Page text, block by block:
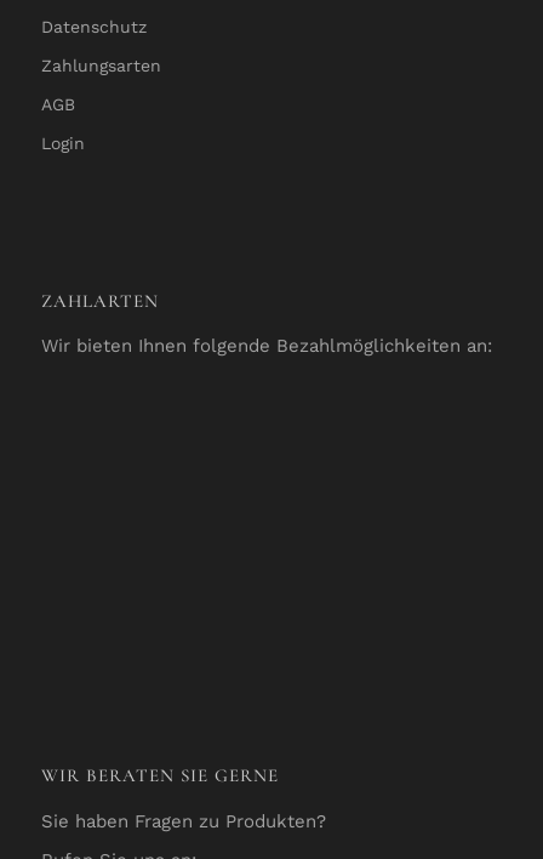
Datenschutz
Zahlungsarten
AGB
Login
ZAHLARTEN
Wir bieten Ihnen folgende Bezahlmöglichkeiten an:
WIR BERATEN SIE GERNE
Sie haben Fragen zu Produkten?